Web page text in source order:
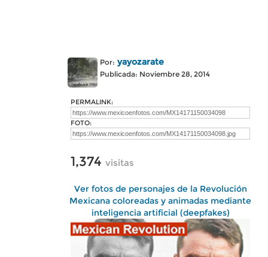
Por: yayozarate
Publicada: Noviembre 28, 2014
PERMALINK:
FOTO:
1,374 visitas
Ver fotos de personajes de la Revolución
Mexicana coloreadas y animadas mediante
inteligencia artificial (deepfakes)